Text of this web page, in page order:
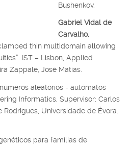
Bushenkov.
Gabriel Vidal de
Carvalho,
thin multidomain allowing
IST – Lisbon, Applied
Zappale, José Matias.
números aleatórios - autómatos
Informatics, Supervisor: Carlos
Rodrigues, Universidade de Évora.
para famílias de